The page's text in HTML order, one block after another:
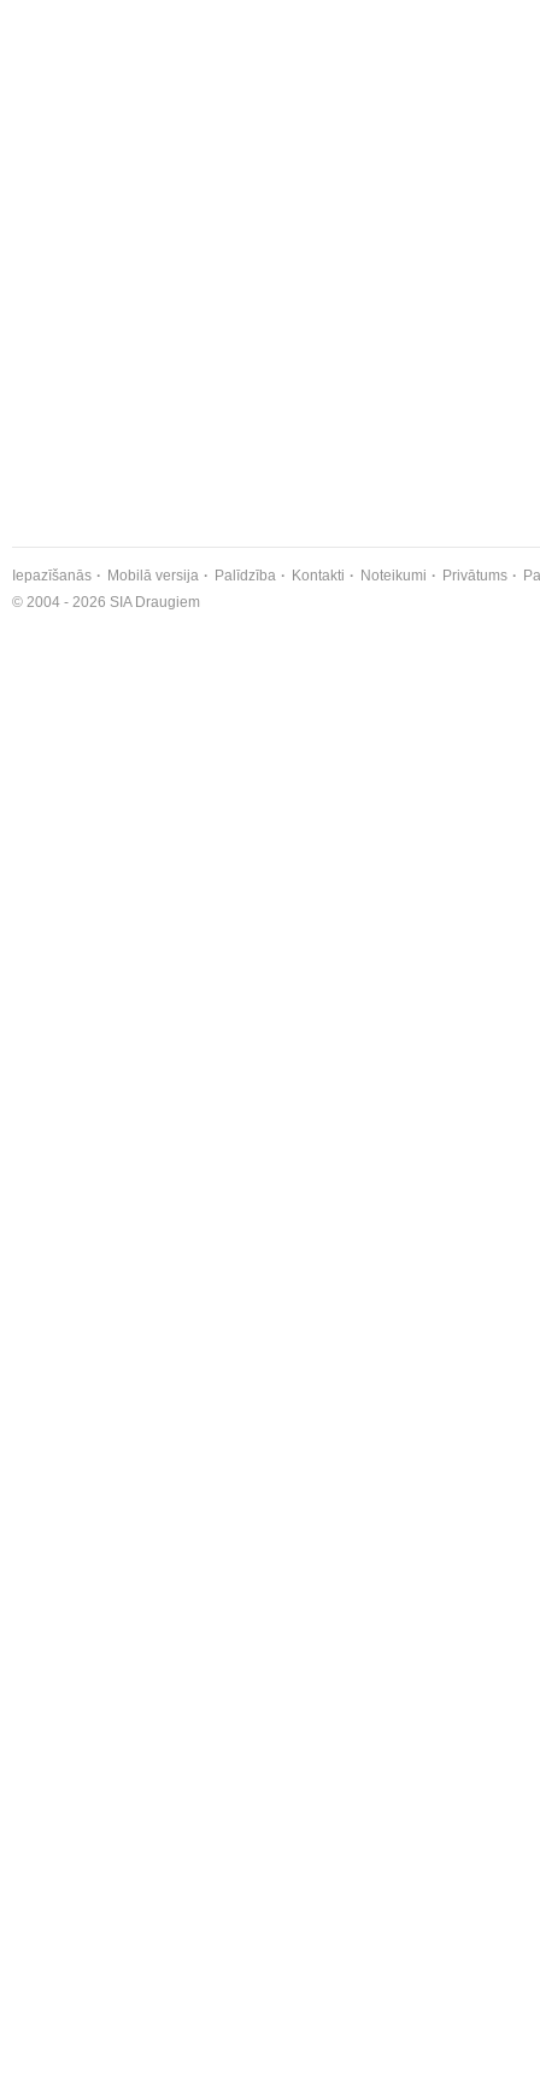
Iepazīšanās Mobilā versija Palīdzība Kontakti Noteikumi Privātums
© 2004 - 2026 SIA Draugiem